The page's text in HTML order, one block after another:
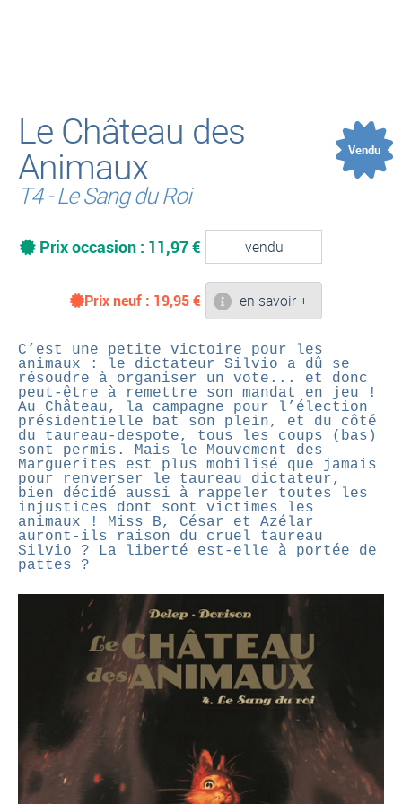
Le Château des
Animaux
T4 - Le Sang du Roi
Vendu
Prix occasion : 11,97 € vendu
Prix neuf : 19,95€ en savoir +
C’est une petite victoire pour les
animaux : le dictateur Silvio a dû se
résoudre à organiser un vote... et donc
peut-être à remettre son mandat en jeu !
Au Château, la campagne pour l’élection
présidentielle bat son plein, et du côté
du taureau-despote, tous les coups (bas)
sont permis. Mais le Mouvement des
Marguerites est plus mobilisé que jamais
pour renverser le taureau dictateur,
bien décidé aussi à rappeler toutes les
injustices dont sont victimes les
animaux ! Miss B, César et Azélar
auront-ils raison du cruel taureau
Silvio ? La liberté est-elle à portée de
pattes ?